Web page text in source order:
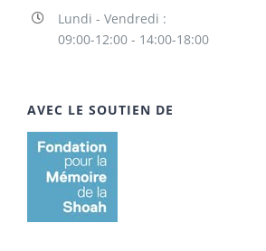
Lundi - Vendredi :
09:00-12:00 - 14:00-18:00
AVEC LE SOUTIEN DE